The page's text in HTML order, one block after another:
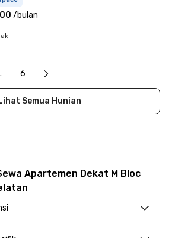
/bulan
6
Semua Hunian
Apartemen Dekat M Bloc